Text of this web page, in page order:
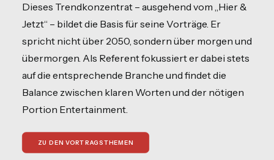
Dieses Trendkonzentrat – ausgehend vom „Hier &
Jetzt“ – bildet die Basis für seine Vorträge. Er
spricht nicht über 2050, sondern über morgen und
übermorgen. Als Referent fokussiert er dabei stets
auf die entsprechende Branche und findet die
Balance zwischen klaren Worten und der nötigen
Portion Entertainment.
ZU DEN VORTRAGSTHEMEN